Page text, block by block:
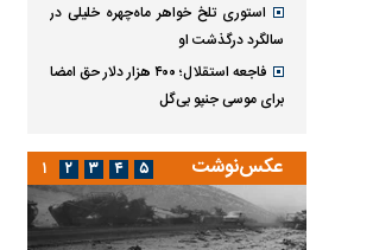
استوری تلخ خواهر ماه‌چهره خلیلی در
سالگرد درگذشت او
فاجعه استقلال؛ ۴۰۰ هزار دلار حق امضا
برای موسی جنپو بی‌گل
عکس‌نوشت ۱ ۲ ۳ ۴ ۵